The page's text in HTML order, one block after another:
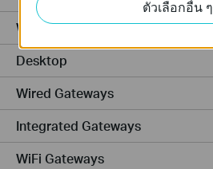
Wireless Bridge
Desktop
Wired Gateways
Integrated Gateways
WiFi Gateways
ตัวเลือกอื่น ๆ